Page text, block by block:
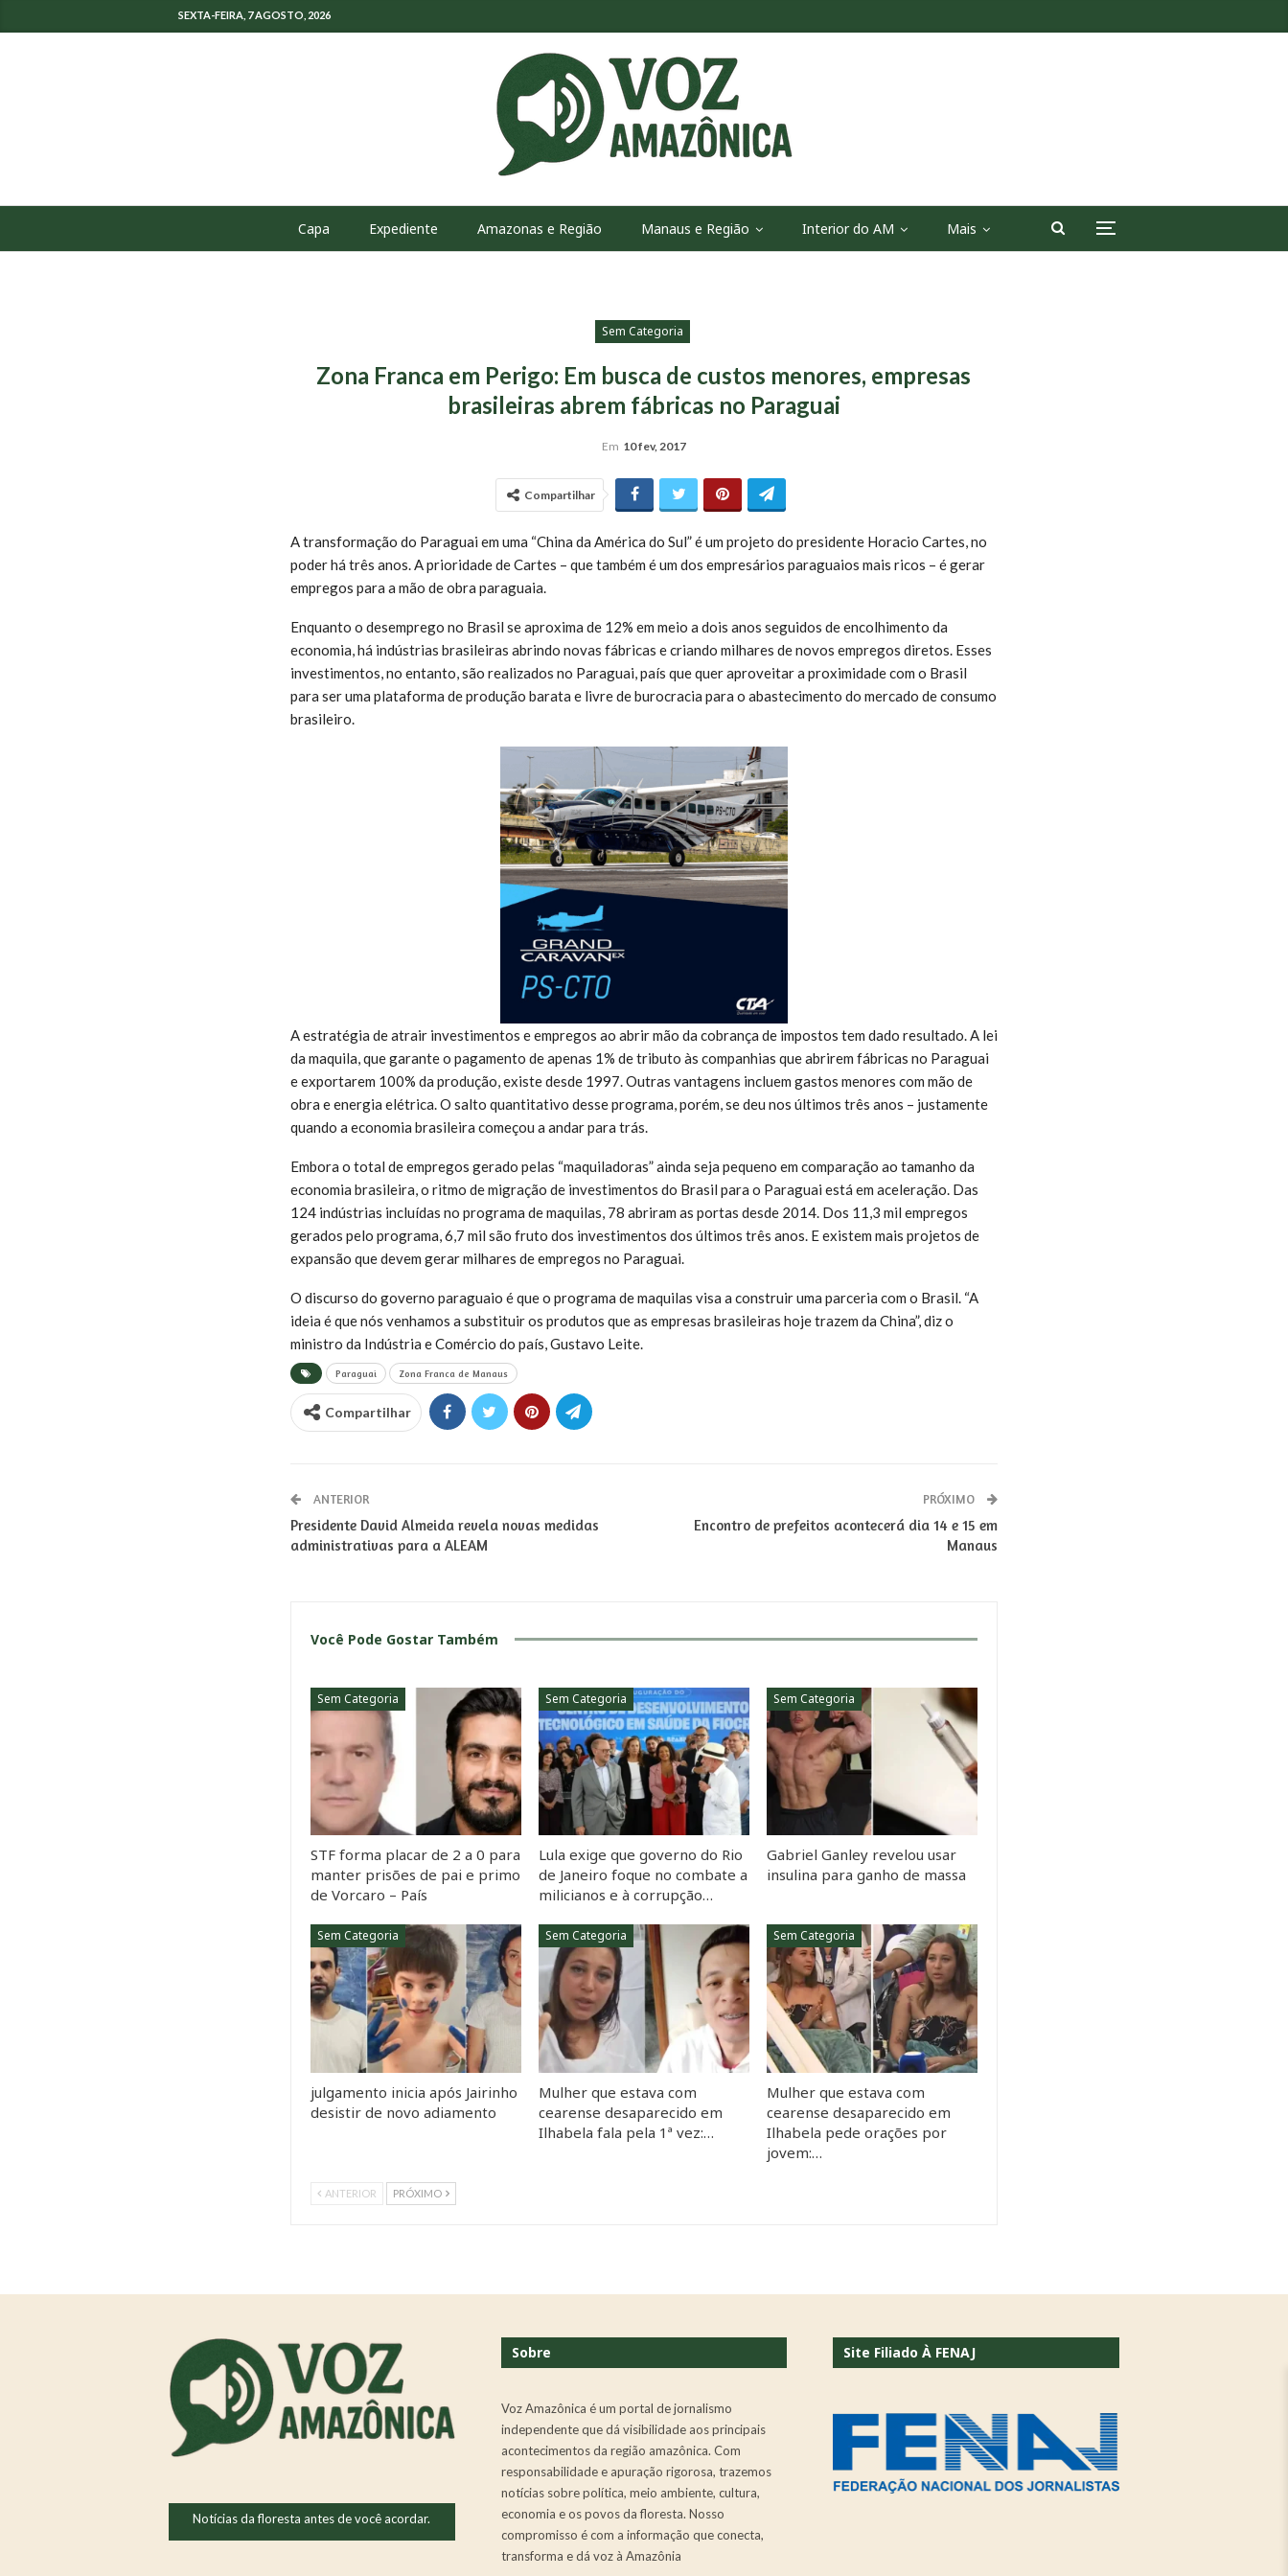
SEXTA-FEIRA, 7 AGOSTO, 2026
Capa Expediente Amazonas e Região Manaus e Região Interior do AM Mais
Sem Categoria
Zona Franca em Perigo: Em busca de custos menores, empresas
brasileiras abrem fábricas no Paraguai
Em 10 fev, 2017
Compartilhar
A transformação do Paraguai em uma “China da América do Sul” é um projeto do presidente Horacio Cartes, no
poder há três anos. A prioridade de Cartes – que também é um dos empresários paraguaios mais ricos – é gerar
empregos para a mão de obra paraguaia.
Enquanto o desemprego no Brasil se aproxima de 12% em meio a dois anos seguidos de encolhimento da
economia, há indústrias brasileiras abrindo novas fábricas e criando milhares de novos empregos diretos. Esses
investimentos, no entanto, são realizados no Paraguai, país que quer aproveitar a proximidade com o Brasil
para ser uma plataforma de produção barata e livre de burocracia para o abastecimento do mercado de consumo
brasileiro.
A estratégia de atrair investimentos e empregos ao abrir mão da cobrança de impostos tem dado resultado. A lei
da maquila, que garante o pagamento de apenas 1% de tributo às companhias que abrirem fábricas no Paraguai
e exportarem 100% da produção, existe desde 1997. Outras vantagens incluem gastos menores com mão de
obra e energia elétrica. O salto quantitativo desse programa, porém, se deu nos últimos três anos – justamente
quando a economia brasileira começou a andar para trás.
Embora o total de empregos gerado pelas “maquiladoras” ainda seja pequeno em comparação ao tamanho da
economia brasileira, o ritmo de migração de investimentos do Brasil para o Paraguai está em aceleração. Das
124 indústrias incluídas no programa de maquilas, 78 abriram as portas desde 2014. Dos 11,3 mil empregos
gerados pelo programa, 6,7 mil são fruto dos investimentos dos últimos três anos. E existem mais projetos de
expansão que devem gerar milhares de empregos no Paraguai.
O discurso do governo paraguaio é que o programa de maquilas visa a construir uma parceria com o Brasil. “A
ideia é que nós venhamos a substituir os produtos que as empresas brasileiras hoje trazem da China”, diz o
ministro da Indústria e Comércio do país, Gustavo Leite.
Paraguai Zona Franca de Manaus
Compartilhar
ANTERIOR
Presidente David Almeida revela novas medidas
administrativas para a ALEAM
PRÓXIMO
Encontro de prefeitos acontecerá dia 14 e 15 em
Manaus
Você Pode Gostar Também
Sem Categoria
STF forma placar de 2 a 0 para
manter prisões de pai e primo
de Vorcaro – País
Sem Categoria
Lula exige que governo do Rio
de Janeiro foque no combate a
milicianos e à corrupção…
Sem Categoria
Gabriel Ganley revelou usar
insulina para ganho de massa
Sem Categoria
julgamento inicia após Jairinho
desistir de novo adiamento
Sem Categoria
Mulher que estava com
cearense desaparecido em
Ilhabela fala pela 1ª vez:…
Sem Categoria
Mulher que estava com
cearense desaparecido em
Ilhabela pede orações por
jovem:…
ANTERIOR PRÓXIMO
Notícias da floresta antes de você acordar.
Sobre
Voz Amazônica é um portal de jornalismo
independente que dá visibilidade aos principais
acontecimentos da região amazônica. Com
responsabilidade e apuração rigorosa, trazemos
notícias sobre política, meio ambiente, cultura,
economia e os povos da floresta. Nosso
compromisso é com a informação que conecta,
transforma e dá voz à Amazônia
Site Filiado À FENAJ